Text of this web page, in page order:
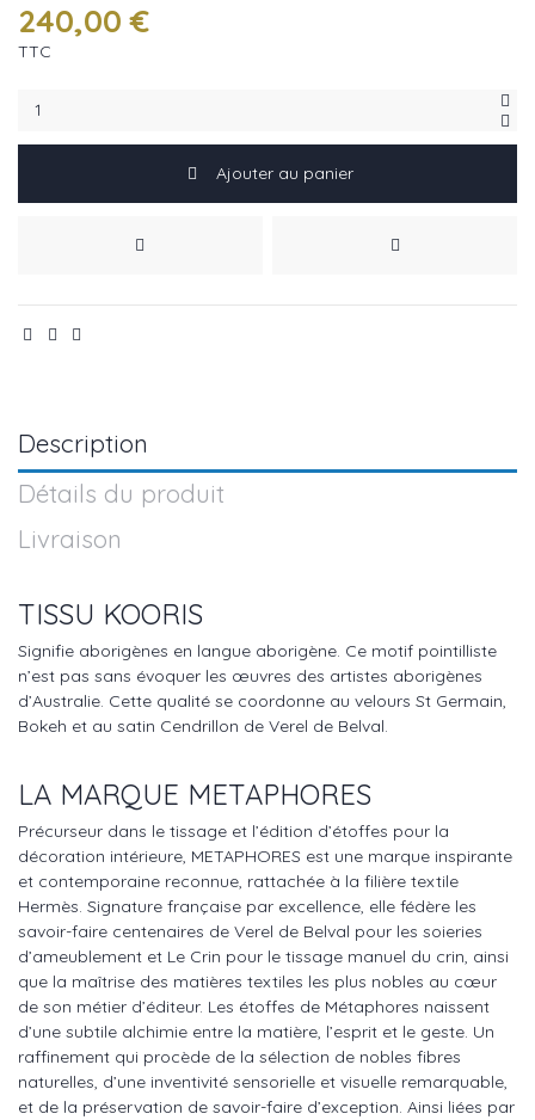
240,00 €
TTC
Ajouter au panier
Description
Détails du produit
Livraison
TISSU KOORIS
Signifie aborigènes en langue aborigène. Ce motif pointilliste
n’est pas sans évoquer les œuvres des artistes aborigènes
d’Australie. Cette qualité se coordonne au velours St Germain,
Bokeh et au satin Cendrillon de Verel de Belval.
LA MARQUE METAPHORES
Précurseur dans le tissage et l’édition d’étoffes pour la
décoration intérieure, METAPHORES est une marque inspirante
et contemporaine reconnue, rattachée à la filière textile
Hermès. Signature française par excellence, elle fédère les
savoir-faire centenaires de Verel de Belval pour les soieries
d’ameublement et Le Crin pour le tissage manuel du crin, ainsi
que la maîtrise des matières textiles les plus nobles au cœur
de son métier d’éditeur. Les étoffes de Métaphores naissent
d’une subtile alchimie entre la matière, l’esprit et le geste. Un
raffinement qui procède de la sélection de nobles fibres
naturelles, d’une inventivité sensorielle et visuelle remarquable,
et de la préservation de savoir-faire d’exception. Ainsi liées par